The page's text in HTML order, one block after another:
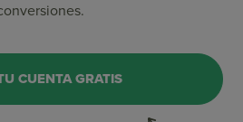
CUENTA GRATIS